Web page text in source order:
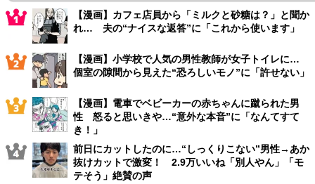
【漫画】カフェ店員から「ミルクと砂糖は？」と聞か
れ… 夫の“ナイスな返答”に「これから使います」
【漫画】小学校で人気の男性教師が女子トイレに…
個室の隙間から見えた“恐ろしいモノ”に「許せない」
【漫画】電車でベビーカーの赤ちゃんに蹴られた男
性 怒ると思いきや…“意外な本音”に「なんてすて
き！」
前日にカットしたのに…“しっくりこない”男性→あか
抜けカットで激変！ 2.9万いいね「別人やん」「モ
テそう」絶賛の声